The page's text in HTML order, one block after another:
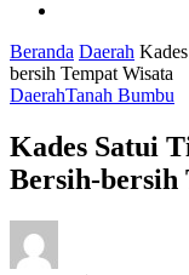
Beranda Daerah
bersih Tempat Wisata
DaerahTanah Bumbu
Kades Satui
Bersih-bersih